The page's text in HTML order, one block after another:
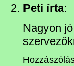
Peti írta:
Nagyon